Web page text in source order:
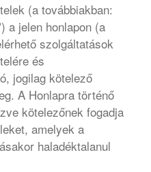
(a továbbiakban:
a jelen honlapon (a
szolgáltatások
és
jogilag kötelező
A Honlapra történő
kötelezőnek fogadja
amelyek a
haladéktalanul